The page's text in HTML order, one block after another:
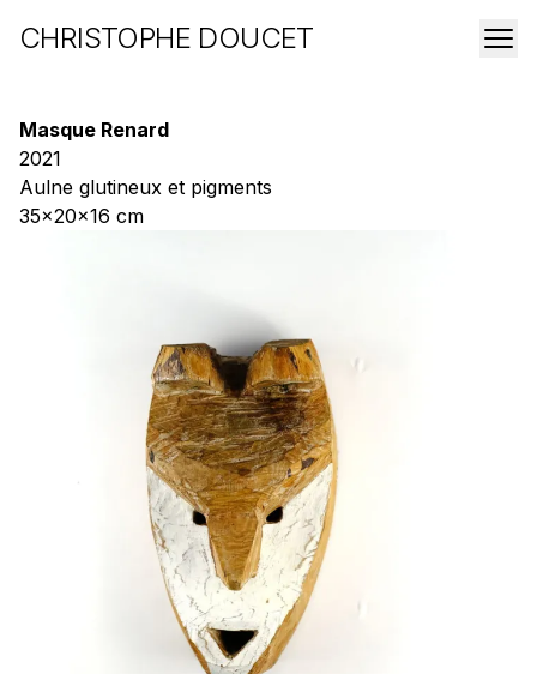
CHRISTOPHE DOUCET
Masque Renard
2021
Aulne glutineux et pigments
35x20x16 cm